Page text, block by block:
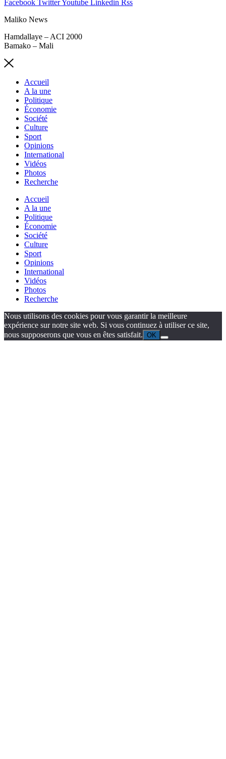
Facebook Twitter Youtube Linkedin Rss
Maliko News
Hamdallaye – ACI 2000
Bamako – Mali
Accueil
A la une
Politique
Économie
Société
Culture
Sport
Opinions
International
Vidéos
Photos
Recherche
Accueil
A la une
Politique
Économie
Société
Culture
Sport
Opinions
International
Vidéos
Photos
Recherche
Nous utilisons des cookies pour vous garantir la meilleure
expérience sur notre site web. Si vous continuez à utiliser ce site,
nous supposerons que vous en êtes satisfait. OK